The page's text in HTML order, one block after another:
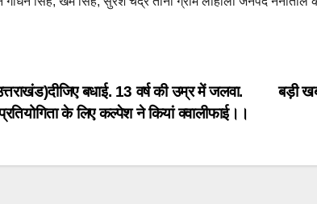
बड़ी
बधाई. 13 वर्ष की उम्र में जलवा.
के लिए कल्पेश ने कियां क्वालीफाई।।